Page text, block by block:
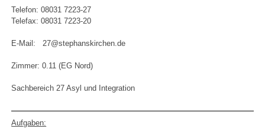
Telefon:08031 7223-27
Telefax: 08031 7223-20
E-Mail:27@stephanskirchen.de
Zimmer: 0.11 (EG Nord)
Sachbereich 27 Asyl und Integration
Aufgaben: